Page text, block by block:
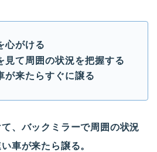
心がける
見て周囲の状況を把握する
が来たらすぐに譲る
、バックミラーで周囲の状況
車が来たら譲る。